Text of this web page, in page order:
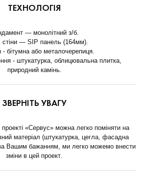
ТЕХНОЛОГІЯ
— монолітний з/б.
стіни — SIP панель (164мм).
- бітумна або металочерепиця.
- штукатурка, облицювальна плитка,
природний камінь.
ЗВЕРНІТЬ УВАГУ
«Сервус» можна легко поміняти на
матеріал (штукатурка, цегла, фасадна
Вашим бажанням, ми легко можемо внести
зміни в цей проект.